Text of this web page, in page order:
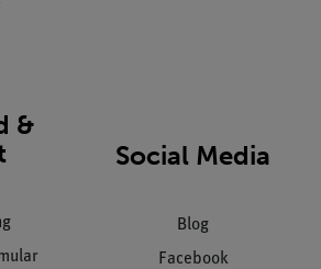
&
Social Media
Blog
Facebook